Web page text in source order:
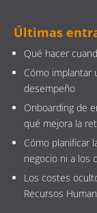
Últimas
Qué hacer
Cómo implantar
desempeño
Onboarding de
qué mejora la
Cómo planificar
negocio ni a los
Los costes
Recursos